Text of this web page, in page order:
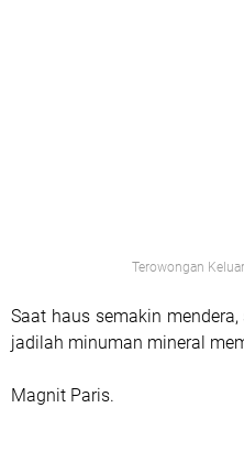
Terowongan
Saat haus semakin
jadilah minuman mineral
Magnit Paris.